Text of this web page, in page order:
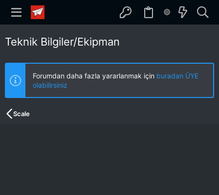
Teknik Bilgiler/Ekipman
Forumdan daha fazla yararlanmak için buradan ÜYE
olabilirsiniz
Scale